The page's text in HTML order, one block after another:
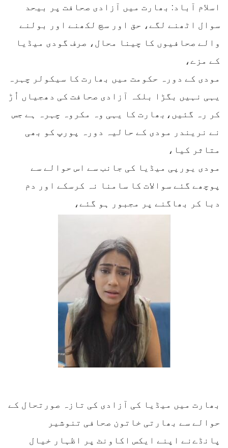
اسلام آباد: بھارت میں آزادی صحافت پر بیحد
سوال اٹھنے لگے، حق اور سچ لکھنے اور بولنے
والے صحافیوں کا چینا محال، صرف گودی میڈیا
کے مزے،
مودی کے دورہ حکومت میں بھارت کا سیکولر چہرہ
یہی نہیں بگڑا بلکہ آزادی صحافت کی دھجیاں اُڑ
کر رہ گئیں،بھارت کا یہی وہ مکروہ چہرہ ہے جس
نے نریندر مودی کے حالیہ دورہ پورپ کو بھی
متاثر کیا،
مودی یورپی میڈیا کی جانب سے اس حوالے سے
پوچھے گئے سوالات کا سامنا نہ کرسکے اور دم
دبا کر بھاگنے پر مجبور ہو گئے،
بھارت میں میڈیا کی آزادی کی تازہ صورتحال کے
حوالے سے بھارتی خاتون صحافی تنوشیر
پانڈےنے اپنے ایکس اکاونٹ پر اظہار خیال